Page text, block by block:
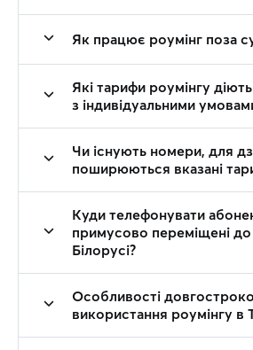
Як працює роумінг поза
Які тарифи роумінгу
з індивідуальними
Чи існують номери, для
поширюються вказані
Куди телефонувати
примусово переміщені до
Білорусі?
Особливості
використання роумінгу в